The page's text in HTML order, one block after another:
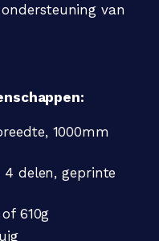
van
1000mm
delen, geprinte
610g